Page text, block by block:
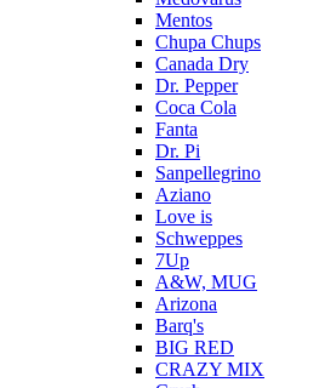
Mentos
Chupa Chups
Canada Dry
Dr. Pepper
Coca Cola
Fanta
Dr. Pi
Sanpellegrino
Aziano
Love is
Schweppes
7Up
A&W, MUG
Arizona
Barq's
BIG RED
CRAZY MIX